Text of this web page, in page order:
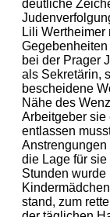
deutliche
Lili Wertheimer
bei der Prager
als Sekretärin,
bescheidene
Nähe des
Arbeitgeber sie
entlassen
die Lage für
Stunden
stand, zum